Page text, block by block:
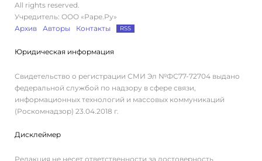
All rights reserved.
Учредитель: ООО «Раре.Ру»
Архив
Авторы Контакты RSS
Юридическая информация
Свидетельство о регистрации СМИ Эл №ФС77-72704 выдано
федеральной службой по надзору в сфере связи,
информационных технологий и массовых коммуникаций
(Роскомнадзор) 23.04.2018 г.
Дисклеймер
Редакция не несет ответственности за достоверность